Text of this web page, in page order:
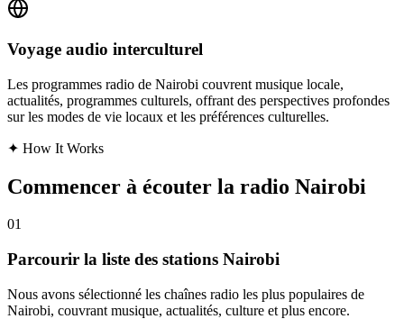
Voyage audio interculturel
Les programmes radio de Nairobi couvrent musique locale,
actualités, programmes culturels, offrant des perspectives profondes
sur les modes de vie locaux et les préférences culturelles.
✦ How It Works
Commencer à écouter la radio Nairobi
01
Parcourir la liste des stations Nairobi
Nous avons sélectionné les chaînes radio les plus populaires de
Nairobi, couvrant musique, actualités, culture et plus encore.